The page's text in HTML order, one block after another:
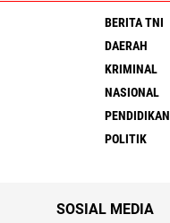
BERITA TNI
DAERAH
KRIMINAL
NASIONAL
PENDIDIKAN
POLITIK
SOSIAL MEDIA